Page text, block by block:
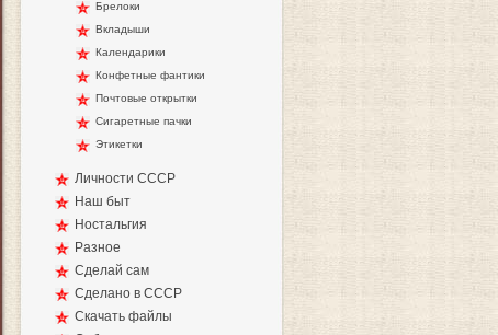
Брелоки
Вкладыши
Календарики
Конфетные фантики
Почтовые открытки
Сигаретные пачки
Этикетки
Личности СССР
Наш быт
Ностальгия
Разное
Сделай сам
Сделано в СССР
Скачать файлы